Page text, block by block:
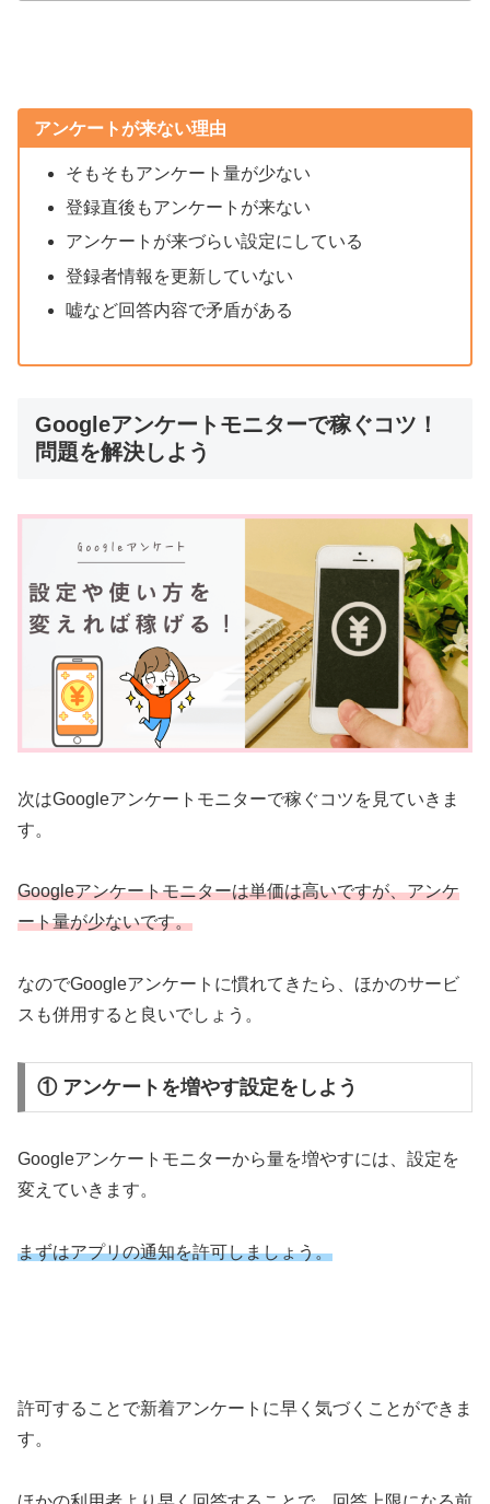
アンケートが来ない理由
そもそもアンケート量が少ない
登録直後もアンケートが来ない
アンケートが来づらい設定にしている
登録者情報を更新していない
嘘など回答内容で矛盾がある
Googleアンケートモニターで稼ぐコツ！
問題を解決しよう
次はGoogleアンケートモニターで稼ぐコツを見ていきま
す。
Googleアンケートモニターは単価は高いですが、アンケ
ート量が少ないです。
なのでGoogleアンケートに慣れてきたら、ほかのサービ
スも併用すると良いでしょう。
① アンケートを増やす設定をしよう
Googleアンケートモニターから量を増やすには、設定を
変えていきます。
まずはアプリの通知を許可しましょう。
許可することで新着アンケートに早く気づくことができま
す。